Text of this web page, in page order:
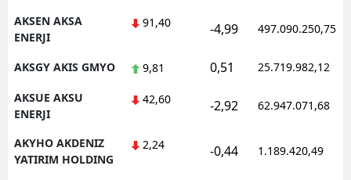
AKSEN AKSA
ENERJI
91,40 -4,99 497.090.250,75
AKSGY AKIS GMYO 9,81 0,51 25.719.982,12
AKSUE AKSU
ENERJI
42,60 -2,92 62.947.071,68
AKYHO AKDENIZ
YATIRIM HOLDING
2,24 -0,44 1.189.420,49